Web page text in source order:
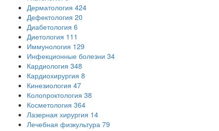
Дерматология 424
Дефектология 20
Диабетология 6
Диетология 111
Иммунология 129
Инфекционные болезни 34
Кардиология 348
Кардиохирургия 8
Кинезиология 47
Колопроктология 38
Косметология 364
Лазерная хирургия 14
Лечебная физкультура 79